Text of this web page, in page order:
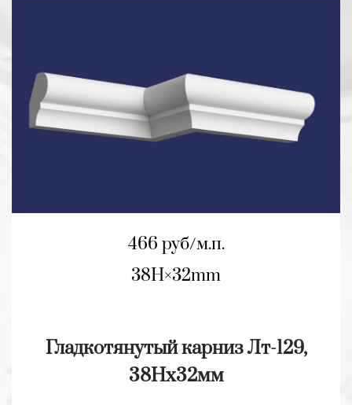
466 руб/м.п.
38H 32mm
Гладкотянутый карниз Лт-129,
38Нх32мм